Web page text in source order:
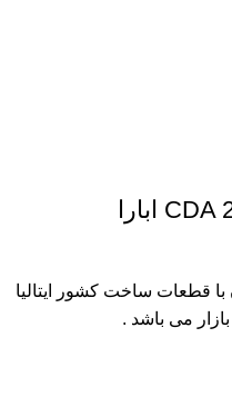
با قطعات ساخت کشور ایتالیا
می باشد .